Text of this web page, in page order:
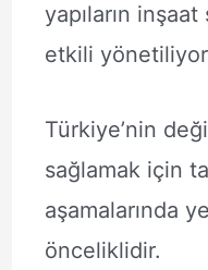
yapıların
etkili
Türkiye’nin
sağlamak için
aşamalarında
önceliklidir.